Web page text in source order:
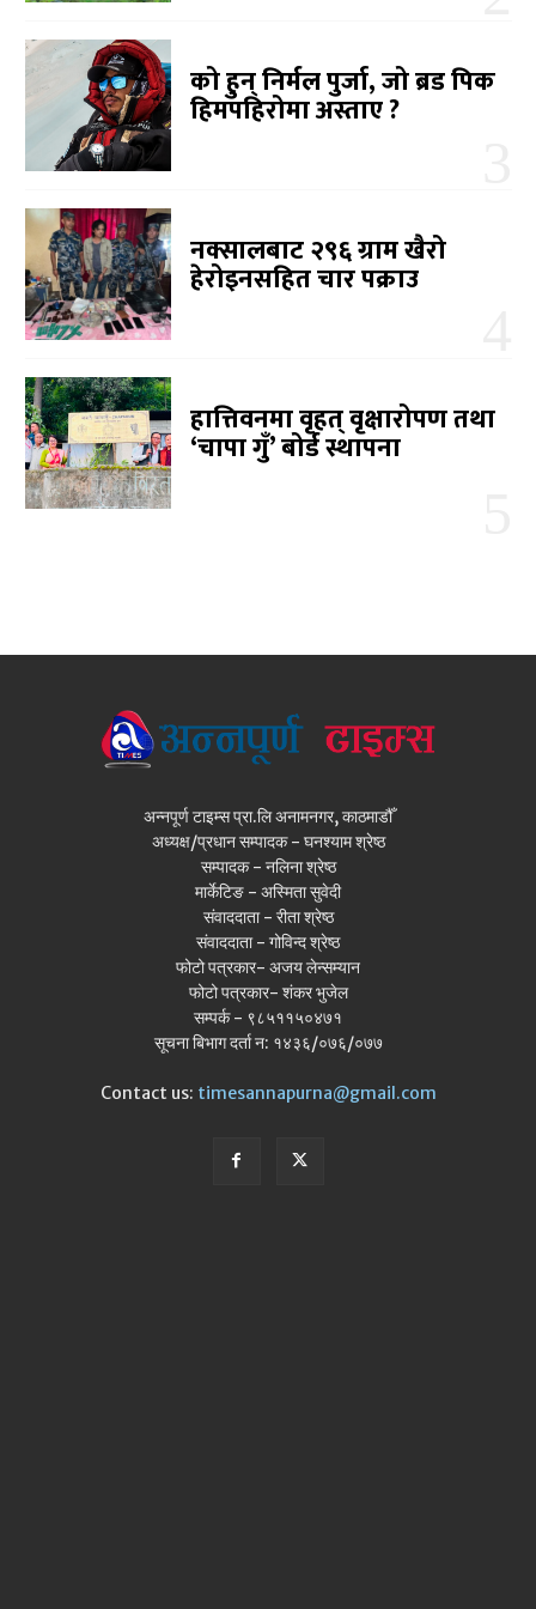
को हुन् निर्मल पुर्जा, जो ब्रड पिक
हिमपहिरोमा अस्ताए ?
नक्सालबाट २९६ ग्राम खैरो
हेरोइनसहित चार पक्राउ
हात्तिवनमा वृहत् वृक्षारोपण तथा
‘चापा गुँ’ बोर्ड स्थापना
अन्नपूर्ण टाइम्स प्रा.लि अनामनगर, काठमाडौँ
अध्यक्ष/प्रधान सम्पादक - घनश्याम श्रेष्ठ
सम्पादक - नलिना श्रेष्ठ
मार्केटिङ - अस्मिता सुवेदी
संवाददाता - रीता श्रेष्ठ
संवाददाता - गोविन्द श्रेष्ठ
फोटो पत्रकार- अजय लेन्सम्यान
फोटो पत्रकार- शंकर भुजेल
सम्पर्क - ९८५११५०४७१
सूचना बिभाग दर्ता न: १४३६/०७६/०७७
Contact us: timesannapurna@gmail.com